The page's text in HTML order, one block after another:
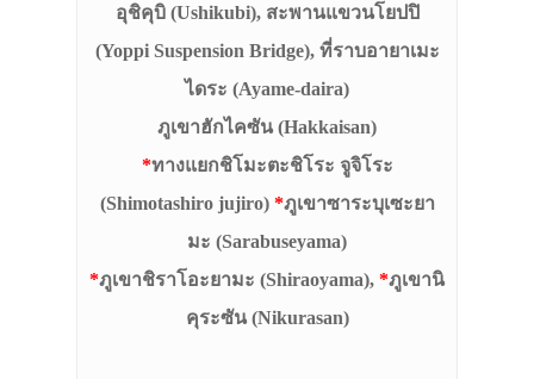
อุชิคุบิ (Ushikubi), สะพานแขวนโยปปิ
(Yoppi Suspension Bridge), ที่ราบอายาเมะ
ไดระ (Ayame-daira)
ภูเขาฮักไคซัน (Hakkaisan)
*ทางแยกชิโมะตะชิโระ จูจิโระ
(Shimotashiro jujiro) *ภูเขาซาระบุเซะยา
มะ (Sarabuseyama)
*ภูเขาชิราโอะยามะ (Shiraoyama), *ภูเขานิ
คุระซัน (Nikurasan)